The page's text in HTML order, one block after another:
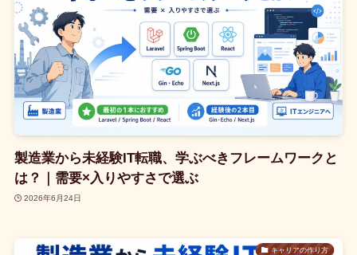
製造業から未経験IT転職、学ぶべきフレームワークと
は？｜需要×入りやすさで選ぶ
2026年6月24日
キャリアの作り方